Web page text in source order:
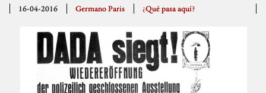
16-04-2016 Germano Paris ¿Qué pasa aquí?